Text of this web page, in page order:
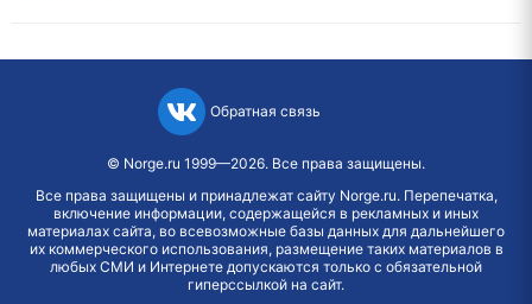
Обратная связь
© Norge.ru 1999—2026. Все права защищены.
Все права защищены и принадлежат сайту Norge.ru. Перепечатка,
включение информации, содержащейся в рекламных и иных
материалах сайта, во всевозможные базы данных для дальнейшего
их коммерческого использования, размещение таких материалов в
любых СМИ и Интернете допускаются только с обязательной
гиперссылкой на сайт.